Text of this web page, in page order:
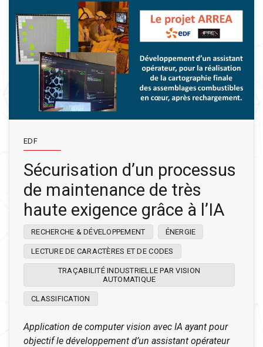
EDF
Sécurisation d’un processus
de maintenance de très
haute exigence grâce à l’IA
RECHERCHE & DÉVELOPPEMENT ÉNERGIE
LECTURE DE CARACTÈRES ET DE CODES
TRAÇABILITÉ INDUSTRIELLE PAR VISION
AUTOMATIQUE
CLASSIFICATION
Application de computer vision avec IA ayant pour
objectif le développement d’un assistant opérateur